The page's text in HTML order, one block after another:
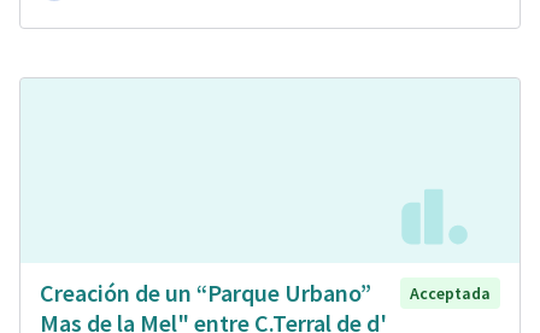
Creación de un “Parque Urbano”
Mas de la Mel" entre C.Terral de d'
Acceptada